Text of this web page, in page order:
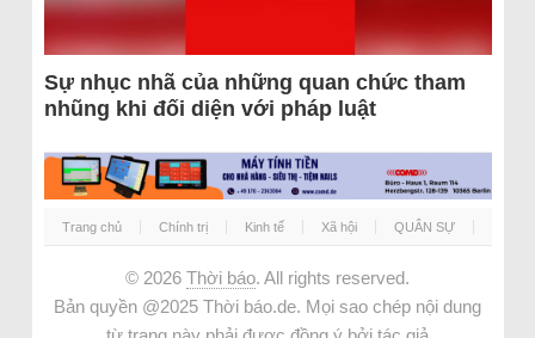
Sự nhục nhã của những quan chức tham
nhũng khi đối diện với pháp luật
Trang chủ Chính trị Kinh tế Xã hội QUÂN SỰ
© 2026 Thời báo. All rights reserved.
Bản quyền @2025 Thời báo.de. Mọi sao chép nội dung